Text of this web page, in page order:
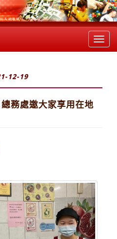
12-19
務處邀大家享用在地